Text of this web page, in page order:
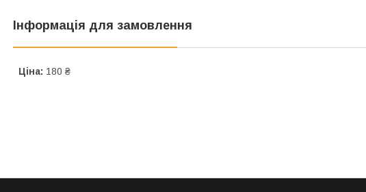
Інформація для замовлення
Ціна: 180 ₴